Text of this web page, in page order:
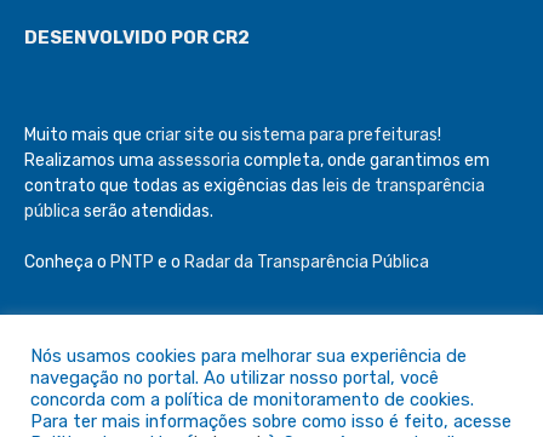
DESENVOLVIDO POR CR2
Muito mais que criar site ou sistema para prefeituras!
Realizamos uma assessoria completa, onde garantimos em
contrato que todas as exigências das leis de transparência
pública serão atendidas.
Conheça o PNTP e o Radar da Transparência Pública
Todos os direitos reservados a Câmara de São Félix do Araguaia
Nós usamos cookies para melhorar sua experiência de
navegação no portal. Ao utilizar nosso portal, você
concorda com a política de monitoramento de cookies.
Para ter mais informações sobre como isso é feito, acesse